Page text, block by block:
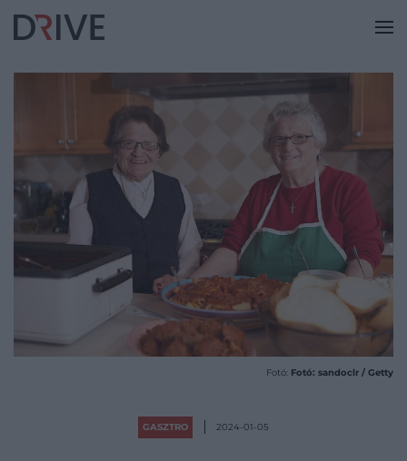
Fotó: Fotó: sandoclr / Getty
GASZTRO 2024-01-05